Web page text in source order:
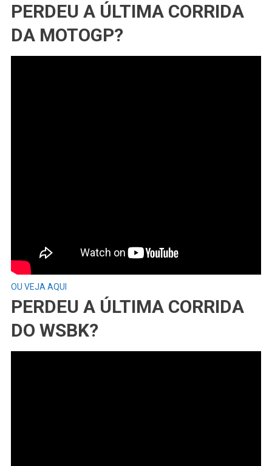
PERDEU A ÚLTIMA CORRIDA
DA MOTOGP?
OU VEJA AQUI
PERDEU A ÚLTIMA CORRIDA
DO WSBK?